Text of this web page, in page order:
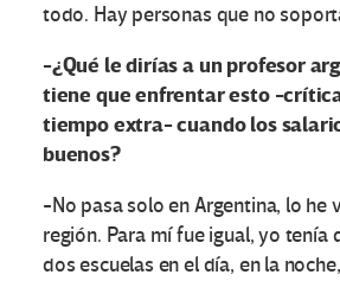
todo. Hay personas que no
-¿Qué le dirías a un profesor
tiene que enfrentar esto -
tiempo extra- cuando los
buenos?
-No pasa solo en Argentina, lo he
región. Para mí fue igual, yo tenía
dos escuelas en el día, en la